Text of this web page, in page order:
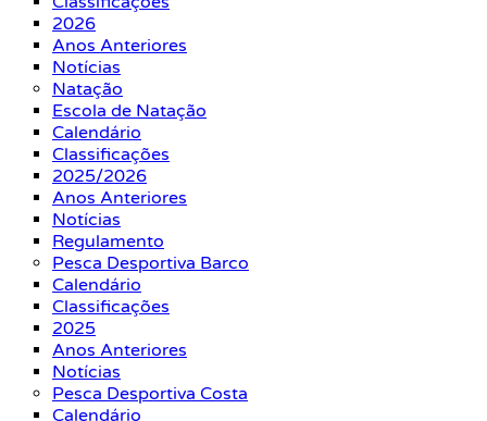
2026
Anos Anteriores
Notícias
Natação
Escola de Natação
Calendário
Classificações
2025/2026
Anos Anteriores
Notícias
Regulamento
Pesca Desportiva Barco
Calendário
Classificações
2025
Anos Anteriores
Notícias
Pesca Desportiva Costa
Calendário